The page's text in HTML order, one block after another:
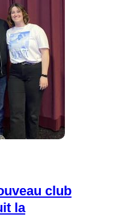
club
la